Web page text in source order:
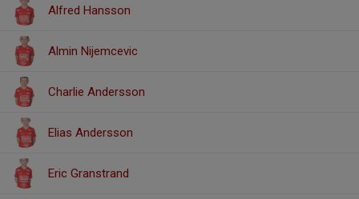
Alfred Hansson
Almin Nijemcevic
Charlie Andersson
Elias Andersson
Eric Granstrand